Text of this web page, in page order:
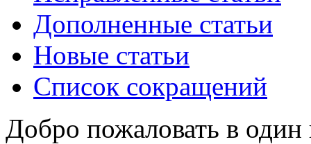
Дополненные статьи
Новые статьи
Список сокращений
Добро пожаловать в